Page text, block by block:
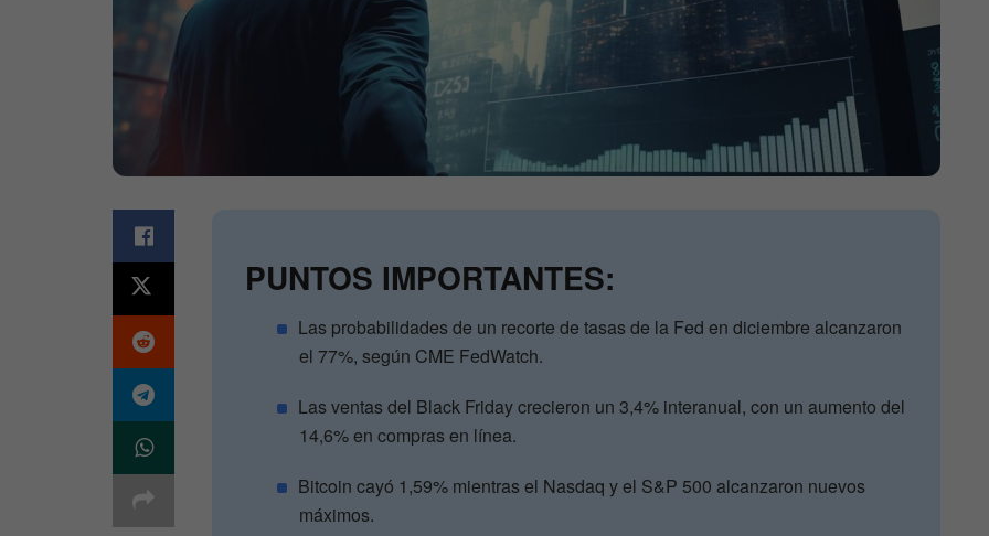
PUNTOS IMPORTANTES:
Las probabilidades de un recorte de tasas de la Fed en diciembre alcanzaron
el 77%, según CME FedWatch.
Las ventas del Black Friday crecieron un 3,4% interanual, con un aumento del
14,6% en compras en línea.
Bitcoin cayó 1,59% mientras el Nasdaq y el S&P 500 alcanzaron nuevos
máximos.